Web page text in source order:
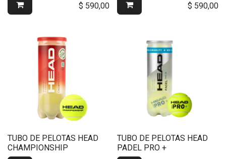
$ 590,00
$ 590,00
TUBO DE PELOTAS HEAD
CHAMPIONSHIP
TUBO DE PELOTAS HEAD
PADEL PRO +